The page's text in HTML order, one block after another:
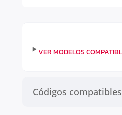
Códigos compatibles